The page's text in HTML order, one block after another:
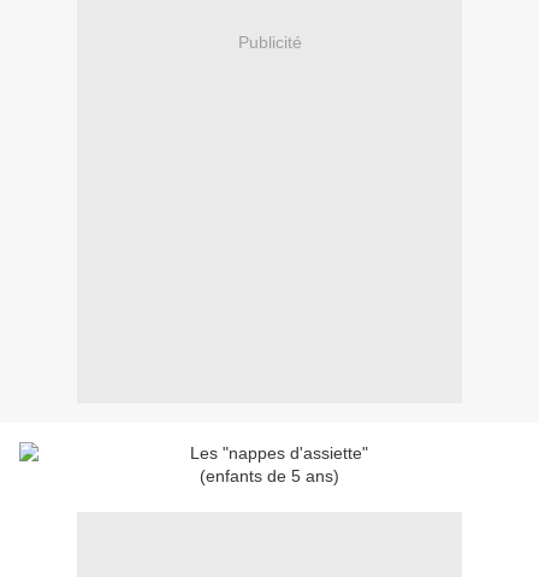
Publicité
(enfants de 5 ans)